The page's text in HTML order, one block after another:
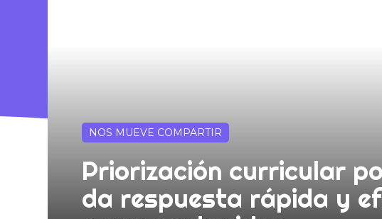
NOS MUEVE COMPARTIR
Priorización curricular
da respuesta rápida y